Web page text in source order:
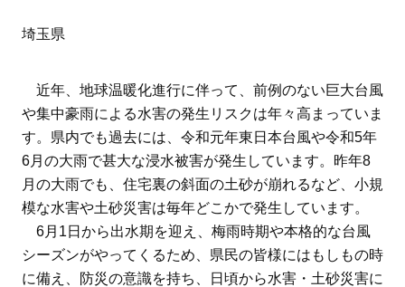
ママとパパに贈る「ジェンダーレ
ス学」
人気の40代髪型・ヘ
タログ
埼玉県
近年、地球温暖化進行に伴って、前例のない巨大台風
や集中豪雨による水害の発生リスクは年々高まっていま
す。県内でも過去には、令和元年東日本台風や令和5年
6月の大雨で甚大な浸水被害が発生しています。昨年8
月の大雨でも、住宅裏の斜面の土砂が崩れるなど、小規
模な水害や土砂災害は毎年どこかで発生しています。
6月1日から出水期を迎え、梅雨時期や本格的な台風
シーズンがやってくるため、県民の皆様にはもしもの時
に備え、防災の意識を持ち、日頃から水害・土砂災害に